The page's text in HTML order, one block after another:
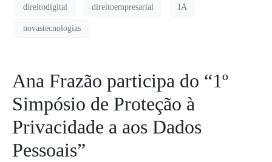
direitodigital direitoempresarial IA
novastecnologias
Ana Frazão participa do “1º
Simpósio de Proteção à
Privacidade a aos Dados
Pessoais”